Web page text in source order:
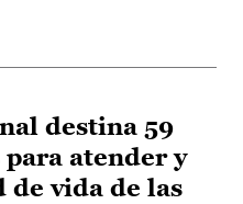
destina 59
atender y
vida de las